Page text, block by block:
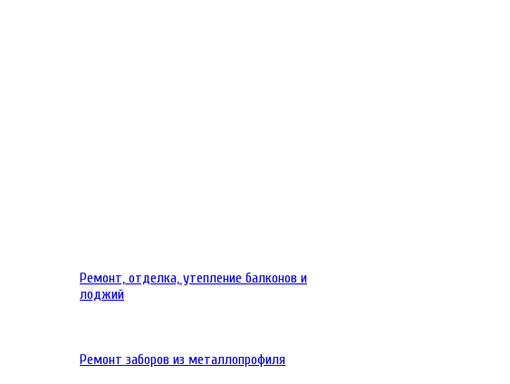
Ремонт, отделка, утепление балконов и
лоджий
Ремонт заборов из металлопрофиля